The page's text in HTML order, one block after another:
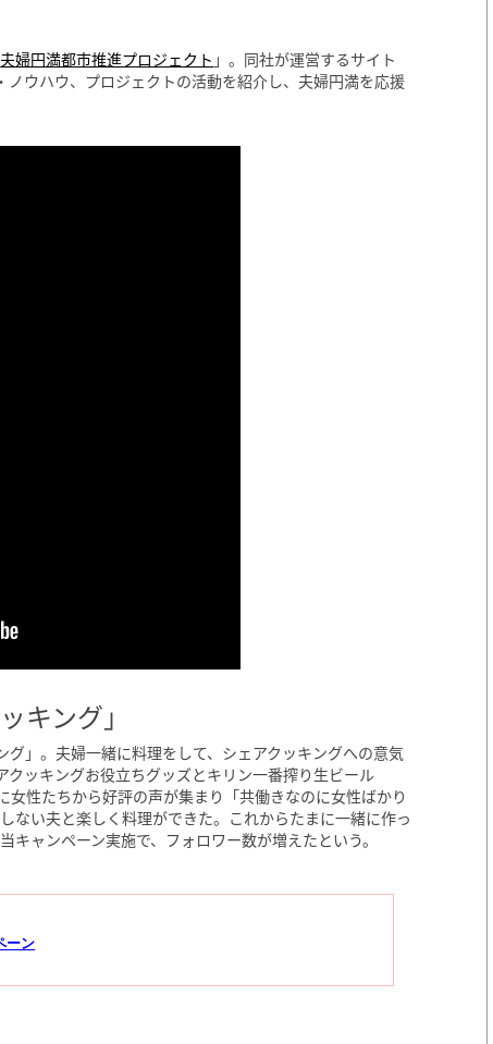
夫婦円満都市推進プロジェクト 」。同社が運営するサイト
ウハウ、プロジェクトの活動を紹介し、夫婦円満を応援
キング」
」。夫婦一緒に料理をして、シェアクッキングへの意気
ッキングお役立ちグッズとキリン一番搾り生ビール
性たちから好評の声が集まり「共働きなのに女性ばかり
ない夫と楽しく料理ができた。これからたまに一緒に作っ
ャンペーン実施で、フォロワー数が増えたという。
ーン